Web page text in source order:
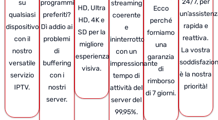
su
qualsiasi
dispositivo
con il
nostro
versatile
servizio
IPTV.
programmi
preferiti?
Dì addio ai
problemi
di
buffering
con i
nostri
server.
HD, Ultra
HD, 4K e
SD per la
migliore
esperienza
visiva.
streaming
coerente
e
ininterrotto
con un
impressionante
tempo di
attività del
server del
99,95%.
Ecco
perché
forniamo
una
garanzia
di
rimborso
di 7 giorni.
24/7, per
rapida e
reattiva.
La vostra
è la nostra
priorità!